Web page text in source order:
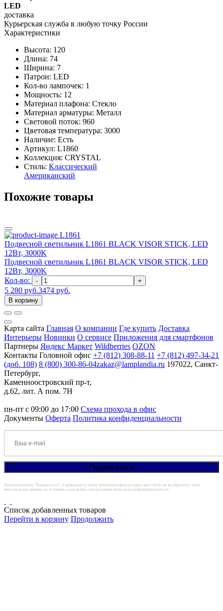
LED
доставка
Курьерская служба в любую точку России
Характеристики
Высота: 120
Длина: 74
Ширина: 7
Патрон: LED
Кол-во лампочек: 1
Мощность: 12
Материал плафона: Стекло
Материал арматуры: Металл
Световой поток: 960
Цветовая температура: 3000
Наличие: Есть
Артикул: L1860
Коллекция: CRYSTAL
Стиль: Классический
Американский
Похожие товары
L1861
Подвесной светильник L1861 BLACK VISOR STICK, LED
12Вт, 3000K
Подвесной светильник L1861 BLACK VISOR STICK, LED
12Вт, 3000K
Кол-во:
- +
5 280 руб.3474 руб.
В корзину
Карта сайта Главная О компании Где купить Доставка
Интерьеры Новинки О сервисе Приложения для смартфонов
Партнеры Яндекс Маркет Wildberries OZON
Контакты Головной офис +7 (812) 308-88-11 +7 (812) 497-34-21
(доб. 108) 8 (800) 300-86-04zakaz@lamplandia.ru 197022, Санкт-
Петербург,
Каменноостровский пр-т,
д.62, лит. А пом. 7Н
пн-пт с 09:00 до 17:00 Схема прохода в офис
Документы Оферта Политика конфиденциальности
Нажимая кнопку "Подписаться", я принимаю условия публичной оферты и даю своё согласие на обработку моих
персональных данных, на условиях и для целей, определенных политикой конфиденциальности.
Список добавленных товаров
Перейти в корзину Продолжить